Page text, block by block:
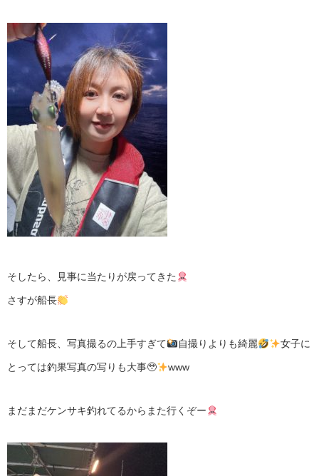
そしたら、見事に当たりが戻ってきた
さすが船長
そして船長、写真撮るの上手すぎて 自撮りよりも綺麗 女子に
とっては釣果写真の写りも大事🥹 www
まだまだケンサキ釣れてるからまた行くぞー